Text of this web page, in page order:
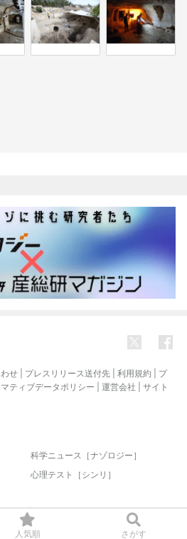
人気順 さがす
せ プレスリリース送付先 利用規約
プ
ティブデータポリシー 運営会社
サイト
科学ニュース［ナゾロジー］
心理テスト［シンリ］